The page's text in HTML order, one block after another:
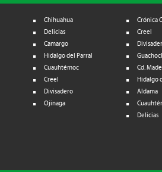
Chihuahua
Delicias
Camargo
Hidalgo del Parral
Cuauhtémoc
Creel
Divisadero
Ojinaga
Crónica
Creel
Cd.
Hidalgo
Aldama
Delicias